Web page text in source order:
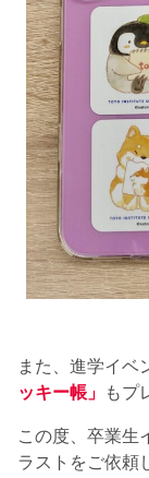
また、進学イベ
ッキー帳」
もプ
この度、卒業生
ラストをご依頼